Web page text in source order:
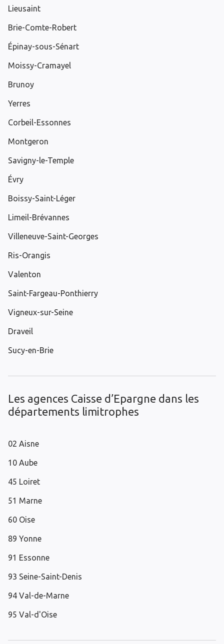
Lieusaint
Brie-Comte-Robert
Épinay-sous-Sénart
Moissy-Cramayel
Brunoy
Yerres
Corbeil-Essonnes
Montgeron
Savigny-le-Temple
Évry
Boissy-Saint-Léger
Limeil-Brévannes
Villeneuve-Saint-Georges
Ris-Orangis
Valenton
Saint-Fargeau-Ponthierry
Vigneux-sur-Seine
Draveil
Sucy-en-Brie
Les agences Caisse d’Epargne dans les
départements limitrophes
02 Aisne
10 Aube
45 Loiret
51 Marne
60 Oise
89 Yonne
91 Essonne
93 Seine-Saint-Denis
94 Val-de-Marne
95 Val-d'Oise